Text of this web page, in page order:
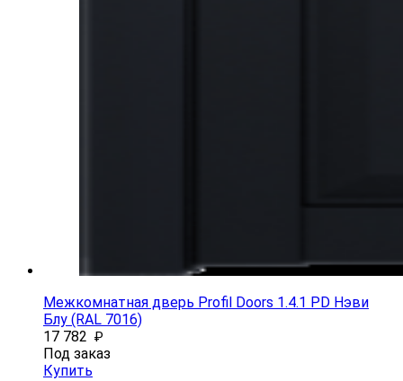
Межкомнатная дверь Profil Doors 1.4.1 PD Нэви
Блу (RAL 7016)
17 782 ₽
Под заказ
Купить